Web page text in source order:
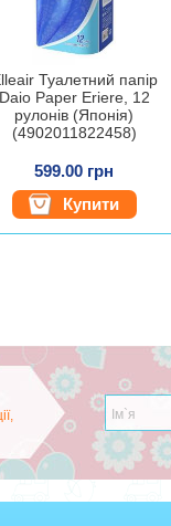
Туалетний папір
Daio Paper Eriere, 12
рулонів (Японія)
(4902011822458)
599.00 грн
Купити